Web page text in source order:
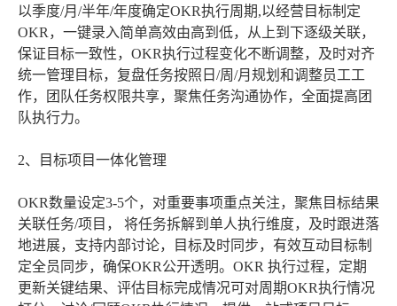
以季度/月/半年/年度确定OKR执行周期,以经营目标制定
OKR，一键录入简单高效由高到低，从上到下逐级关联，
保证目标一致性，OKR执行过程变化不断调整，及时对齐
统一管理目标，复盘任务按照日/周/月规划和调整员工工
作，团队任务权限共享，聚焦任务沟通协作，全面提高团
队执行力。
2、目标项目一体化管理
OKR数量设定3-5个，对重要事项重点关注，聚焦目标结果
关联任务/项目， 将任务拆解到单人执行维度，及时跟进落
地进展，支持内部讨论，目标及时同步，有效互动目标制
定全员同步，确保OKR公开透明。OKR 执行过程，定期
更新关键结果、评估目标完成情况可对周期OKR执行情况